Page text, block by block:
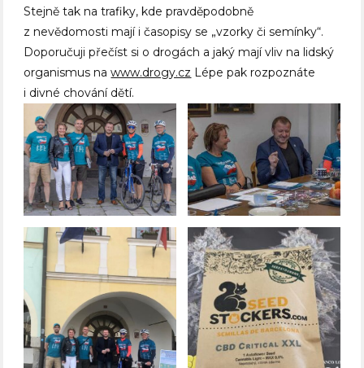
Stejně tak na trafiky, kde pravděpodobně
z nevědomosti mají i časopisy se „vzorky či semínky“.
Doporučuji přečíst si o drogách a jaký mají vliv na lidský
organismus nawww.drogy.cz Lépe pak rozpoznáte
i divné chování dětí.